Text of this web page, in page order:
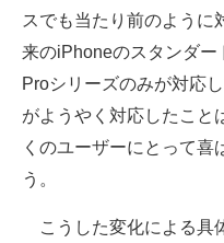
スでも当たり前のように
来のiPhoneのスタンダー
Proシリーズのみが対応
がようやく対応したこと
くのユーザーにとって喜
う。
こうした変化による具